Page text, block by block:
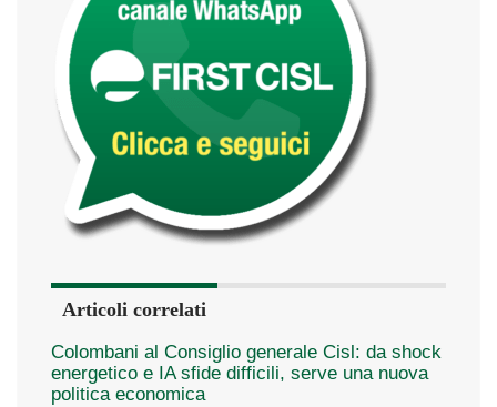
Articoli correlati
Colombani al Consiglio generale Cisl: da shock
energetico e IA sfide difficili, serve una nuova
politica economica